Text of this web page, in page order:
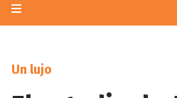
Un lujo